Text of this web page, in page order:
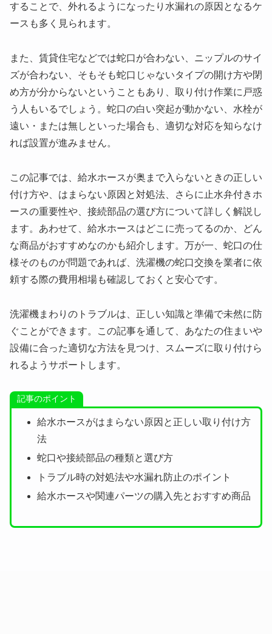
することで、外れるようになったり水漏れの原因となるケ
ースも多く見られます。
また、賃貸住宅などでは蛇口が合わない、ニップルのサイ
ズが合わない、そもそも蛇口じゃないタイプの開け方や閉
め方が分からないということもあり、取り付け作業に戸惑
う人もいるでしょう。蛇口の白い突起が動かない、水栓が
遠い・または無しといった場合も、適切な対応を知らなけ
れば設置が進みません。
この記事では、給水ホースが奥まで入らないときの正しい
付け方や、はまらない原因と対処法、さらに止水弁付きホ
ースの重要性や、接続部品の選び方について詳しく解説し
ます。あわせて、給水ホースはどこに売ってるのか、どん
な商品がおすすめなのかも紹介します。万が一、蛇口の仕
様そのものが問題であれば、洗濯機の蛇口交換を業者に依
頼する際の費用相場も確認しておくと安心です。
洗濯機まわりのトラブルは、正しい知識と準備で未然に防
ぐことができます。この記事を通して、あなたの住まいや
設備に合った適切な方法を見つけ、スムーズに取り付けら
れるようサポートします。
記事のポイント
給水ホースがはまらない原因と正しい取り付け方
法
蛇口や接続部品の種類と選び方
トラブル時の対処法や水漏れ防止のポイント
給水ホースや関連パーツの購入先とおすすめ商品